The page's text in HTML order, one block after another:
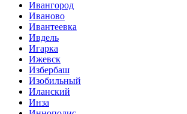
Ивангород
Иваново
Ивантеевка
Ивдель
Игарка
Ижевск
Избербаш
Изобильный
Иланский
Инза